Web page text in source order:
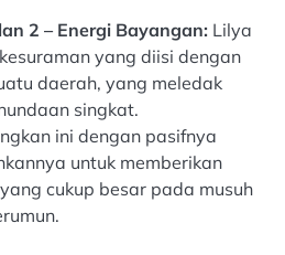
2 – Energi Bayangan: Lilya
yang diisi dengan
daerah, yang meledak
singkat.
ini dengan pasifnya
untuk memberikan
cukup besar pada musuh